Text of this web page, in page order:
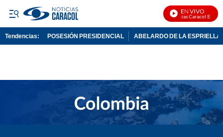
EN VIVO
Noticias Caracol En Vivo
Tendencias: POSESIÓN PRESIDENCIAL ABELARDO DE LA ESPRIELLA